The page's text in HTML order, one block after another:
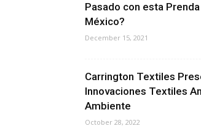
Pasado con esta
México?
December 15, 2021
Carrington Textiles
Innovaciones Textiles
Ambiente
October 28, 2022